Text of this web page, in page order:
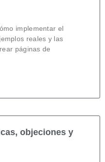
implementar el
reales y las
páginas de
objeciones y